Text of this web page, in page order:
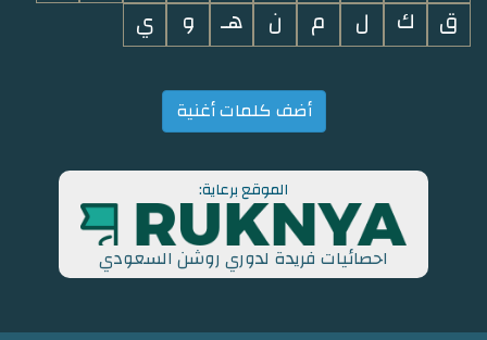
ق
ك ل م ن هـ و ي
أضف كلمات أغنية
الموقع برعاية:
احصائيات فريدة لدوري روشن السعودي